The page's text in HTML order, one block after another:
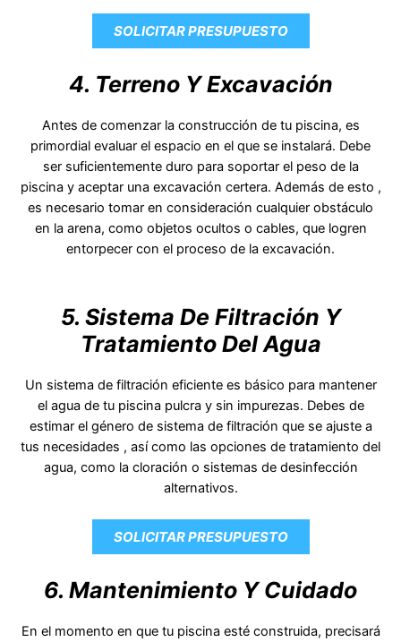
SOLICITAR PRESUPUESTO
4. Terreno Y Excavación
Antes de comenzar la construcción de tu piscina, es
primordial evaluar el espacio en el que se instalará. Debe
ser suficientemente duro para soportar el peso de la
piscina y aceptar una excavación certera. Además de esto ,
es necesario tomar en consideración cualquier obstáculo
en la arena, como objetos ocultos o cables, que logren
entorpecer con el proceso de la excavación.
5. Sistema De Filtración Y
Tratamiento Del Agua
Un sistema de filtración eficiente es básico para mantener
el agua de tu piscina pulcra y sin impurezas. Debes de
estimar el género de sistema de filtración que se ajuste a
tus necesidades , así como las opciones de tratamiento del
agua, como la cloración o sistemas de desinfección
alternativos.
SOLICITAR PRESUPUESTO
6. Mantenimiento Y Cuidado
En el momento en que tu piscina esté construida, precisará